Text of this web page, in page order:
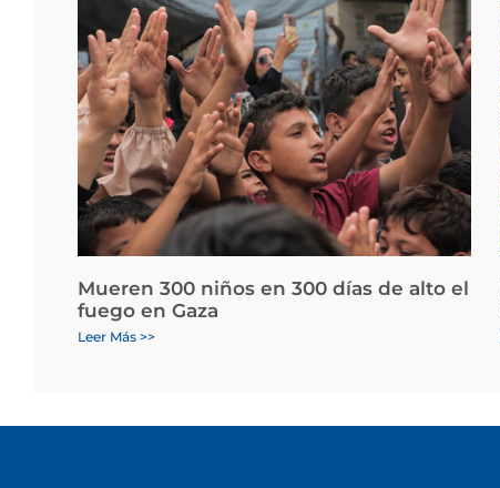
Mueren 300 niños en 300 días de alto el
fuego en Gaza
Leer Más >>